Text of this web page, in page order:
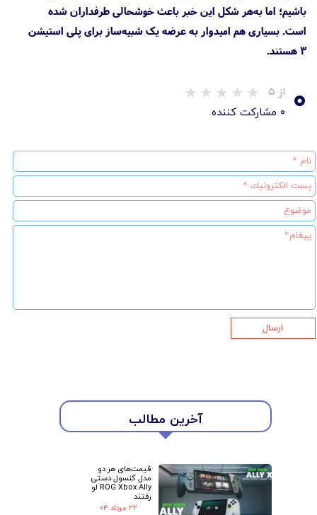
باشیم؛ اما به‌هر شکل این خبر باعث خوشحالی طرفداران شده
است. بسیاری هم امیدوار به عرضه یک شبیه‌ساز برای پلی استیشن
3 هستند.
۰ از ۵
★
۰ مشارکت کننده
آخرین مطالب
قیمت‌های هر دو
مدل کنسول دستی
ROG Xbox Ally لو
رفتند
۲۲ مرداد ۰۴
ارسال